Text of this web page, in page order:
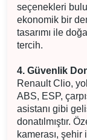
seçenekleri
ekonomik bir
tasarımı ile
tercih.
4. Güvenlik
Renault Clio,
ABS, ESP,
asistanı gibi
donatılmıştır.
kamerası, şehir